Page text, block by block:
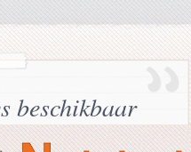
beschikbaar